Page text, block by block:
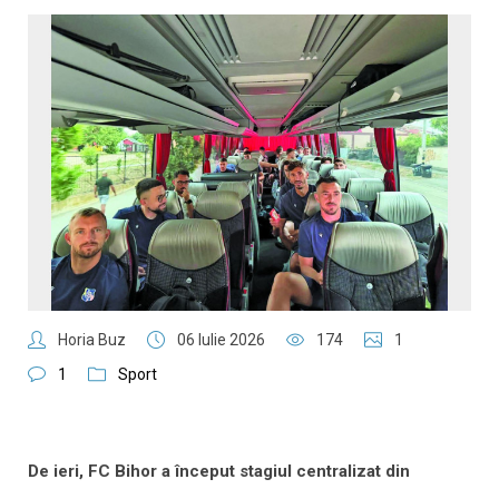
Horia Buz 06 Iulie 2026 174
1
1
Sport
De ieri, FC Bihor a început stagiul centralizat din